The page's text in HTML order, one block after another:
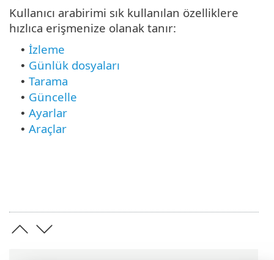
Kullanıcı arabirimi sık kullanılan özelliklere
hızlıca erişmenize olanak tanır:
• İzleme
• Günlük dosyaları
• Tarama
• Güncelle
• Ayarlar
• Araçlar